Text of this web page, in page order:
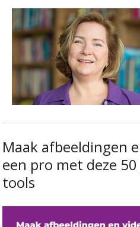
Maak afbeeldingen
een pro met deze
tools